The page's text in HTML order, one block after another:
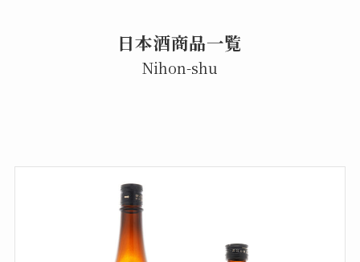
日本酒商品一覧
Nihon-shu